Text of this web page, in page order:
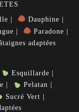
Dauphine
Paradone
adaptées
Esquillarde
Pelatan
Sucré Vert